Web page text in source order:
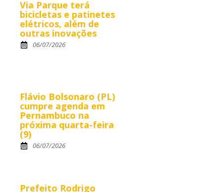
Via Parque terá
bicicletas e patinetes
elétricos, além de
outras inovações
06/07/2026
Flávio Bolsonaro (PL)
cumpre agenda em
Pernambuco na
próxima quarta-feira
(9)
06/07/2026
Prefeito Rodrigo